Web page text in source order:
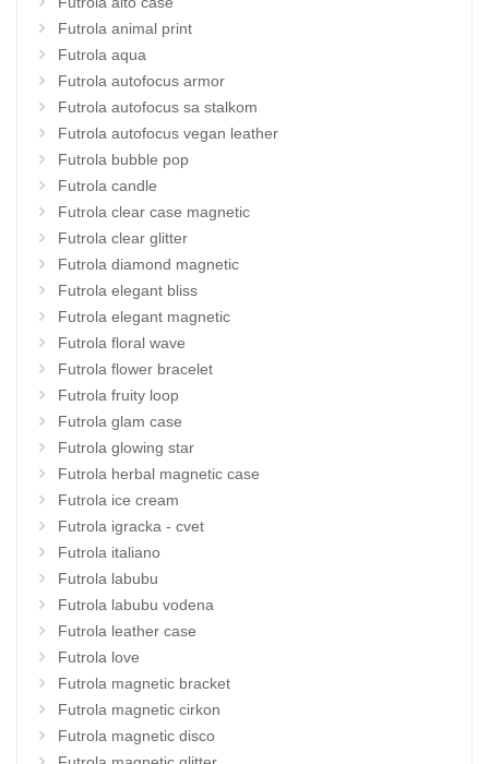
Futrola animal print
Futrola aqua
Futrola autofocus armor
Futrola autofocus sa stalkom
Futrola autofocus vegan leather
Futrola bubble pop
Futrola candle
Futrola clear case magnetic
Futrola clear glitter
Futrola diamond magnetic
Futrola elegant bliss
Futrola elegant magnetic
Futrola floral wave
Futrola flower bracelet
Futrola fruity loop
Futrola glam case
Futrola glowing star
Futrola herbal magnetic case
Futrola ice cream
Futrola igracka - cvet
Futrola italiano
Futrola labubu
Futrola labubu vodena
Futrola leather case
Futrola love
Futrola magnetic bracket
Futrola magnetic cirkon
Futrola magnetic disco